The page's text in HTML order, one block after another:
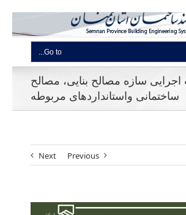
Go to...
اجرایی سازه مصالح بنایی، مصالح
ساختمانی واستانداردهای مربوطه
Previous
Next